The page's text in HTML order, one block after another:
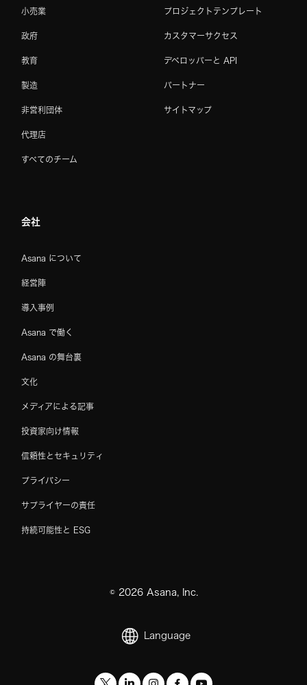
小売業
政府
教育
製造
非営利団体
代理店
すべてのチーム
プロジェクトテンプレート
カスタマーサクセス
デベロッパーと API
パートナー
サイトマップ
会社
Asana について
経営陣
導入事例
Asana で働く
Asana の舞台裏
文化
メディアによる記事
投資家向け情報
信頼性とセキュリティ
プライバシー
サプライヤーの責任
持続可能性と ESG
© 2026Asana, Inc.
Language